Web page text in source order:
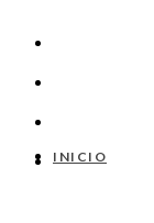
INICIO